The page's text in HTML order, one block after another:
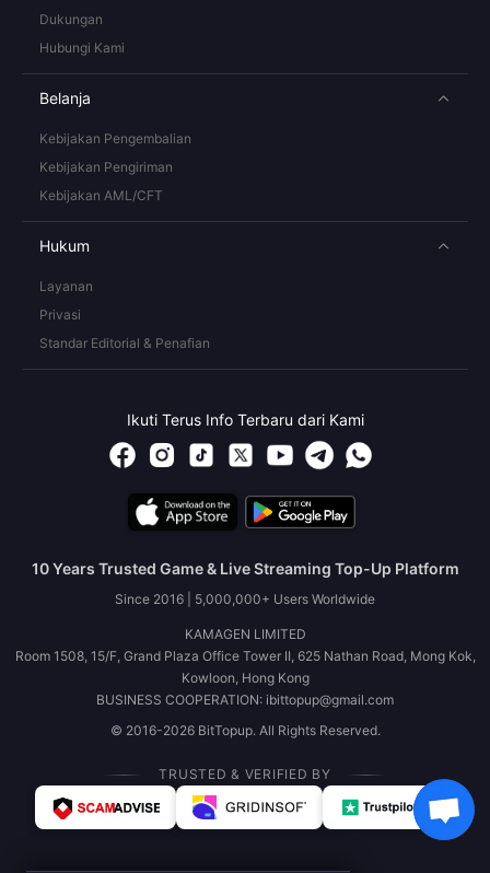
Dukungan
Hubungi Kami
Belanja
Kebijakan Pengembalian
Kebijakan Pengiriman
Kebijakan AML/CFT
Hukum
Layanan
Privasi
Standar Editorial & Penafian
Ikuti Terus Info Terbaru dari Kami
10 Years Trusted Game & Live Streaming Top-Up Platform
Since 2016 | 5,000,000+ Users Worldwide
KAMAGEN LIMITED
Room 1508, 15/F, Grand Plaza Office Tower II, 625 Nathan Road, Mong Kok,
Kowloon, Hong Kong
BUSINESS COOPERATION: ibittopup@gmail.com
© 2016-2026 BitTopup. All Rights Reserved.
TRUSTED & VERIFIED BY